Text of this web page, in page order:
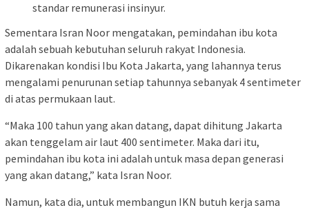
standar remunerasi insinyur.
Sementara Isran Noor mengatakan, pemindahan ibu kota
adalah sebuah kebutuhan seluruh rakyat Indonesia.
Dikarenakan kondisi Ibu Kota Jakarta, yang lahannya terus
mengalami penurunan setiap tahunnya sebanyak 4 sentimeter
di atas permukaan laut.
“Maka 100 tahun yang akan datang, dapat dihitung Jakarta
akan tenggelam air laut 400 sentimeter. Maka dari itu,
pemindahan ibu kota ini adalah untuk masa depan generasi
yang akan datang,” kata Isran Noor.
Namun, kata dia, untuk membangun IKN butuh kerja sama